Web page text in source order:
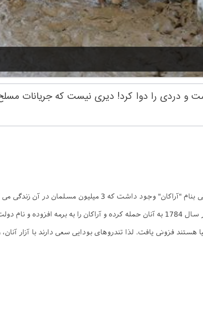
و دردی را دوا کرد! دیری نیست که جریانات
داستان میانمار به طور خلاصه از اینجا شروع شد که، دولت
میانمار شد.
هستند فزونی یافت. لذا تندروهای بودایی سعی دارند با آزار